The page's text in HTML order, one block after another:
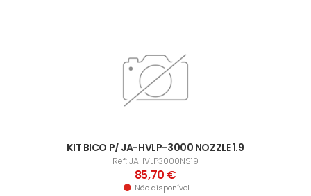
KIT BICO P/ JA-HVLP-3000 NOZZLE 1.9
Ref: JAHVLP3000NS19
85,70 €
Não disponível